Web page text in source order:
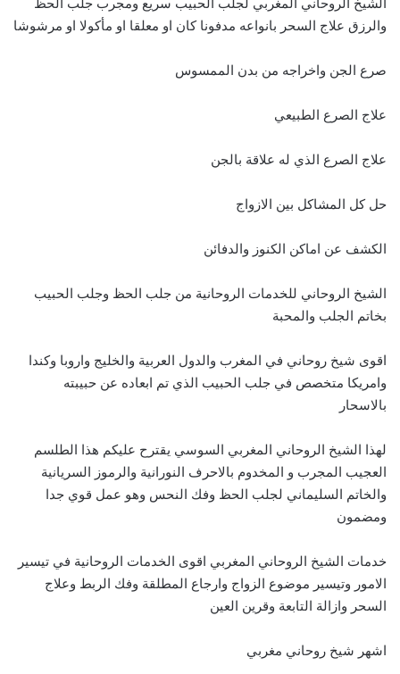
والرزق علاج السحر بانواعه مدفونا كان او معلقا او مأكولا او مرشوشا
صرع الجن واخراجه من بدن الممسوس
علاج الصرع الطبيعي
علاج الصرع الذي له علاقة بالجن
حل كل المشاكل بين الازواج
الكشف عن اماكن الكنوز والدفائن
الشيخ الروحاني للخدمات الروحانية من جلب الحظ وجلب الحبيب
بخاتم الجلب والمحبة
اقوى شيخ روحاني في المغرب والدول العربية والخليج واروبا وكندا
وامريكا متخصص في جلب الحبيب الذي تم ابعاده عن حبيبته
بالاسحار
لهذا الشيخ الروحاني المغربي السوسي يقترح عليكم هذا الطلسم
العجيب المجرب و المخدوم بالاحرف النورانية والرموز السريانية
والخاتم السليماني لجلب الحظ وفك النحس وهو عمل قوي جدا
ومضمون
خدمات الشيخ الروحاني المغربي اقوى الخدمات الروحانية في تيسير
الامور وتيسير موضوع الزواج وارجاع المطلقة وفك الربط وعلاج
السحر وازالة التابعة وقرين العين
اشهر شيخ روحاني مغربي